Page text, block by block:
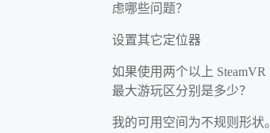
虑哪些问题？
设置其它定位器
如果使用两个以上
最大游玩区分别是多少？
我的可用空间为不规则形状